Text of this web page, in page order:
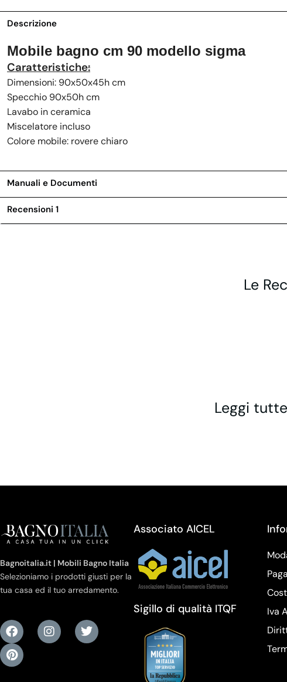
Descrizione
Mobile bagno cm 90 modello sigma
Caratteristiche:
Dimensioni: 90x50x45h cm
Specchio 90x50h cm
Lavabo in ceramica
Miscelatore incluso
Colore mobile: rovere chiaro
Manuali e Documenti
Recensioni 1
Le
Leggi
Bagnoitalia.it | Mobili Bagno Italia
Selezioniamo i prodotti giusti per la
tua casa ed il tuo arredamento.
Associato AICEL
Sigillo di qualità ITQF
Iva